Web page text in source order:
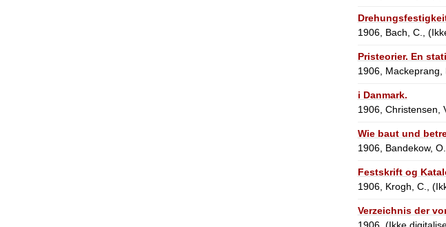
1906, Bach, C.,
Pristeorier. En
1906, Mackeprang,
i Danmark.
1906, Christensen,
Wie baut und
1906, Bandekow,
Festskrift og
1906, Krogh, C.,
Verzeichnis der
1906, (Ikke